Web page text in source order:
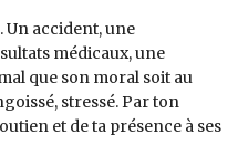
Un accident, une
médicaux, une
que son moral soit au
stressé. Par ton
et de ta présence à ses